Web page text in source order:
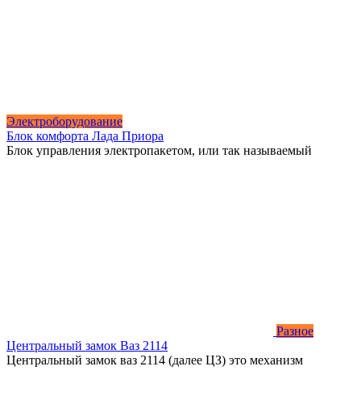
Электроборудование
Блок комфорта Лада Приора
Блок управления электропакетом, или так называемый
Разное
Центральный замок Ваз 2114
Центральный замок ваз 2114 (далее ЦЗ) это механизм